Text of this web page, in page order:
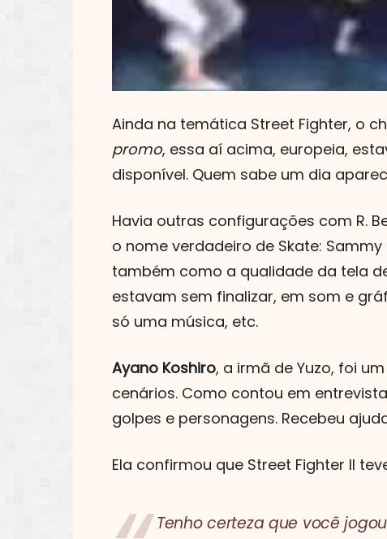
Ainda na temática Street Fighter, o
promo, essa aí acima, europeia,
disponível. Quem sabe um dia
Havia outras configurações com R.
o nome verdadeiro de Skate:
também como a qualidade da tela
estavam sem finalizar, em som e
só uma música, etc.
Ayano Koshiro, a irmã de Yuzo, foi
cenários. Como contou em
golpes e personagens. Recebeu
Ela confirmou que Street Fighter II
Tenho certeza que você